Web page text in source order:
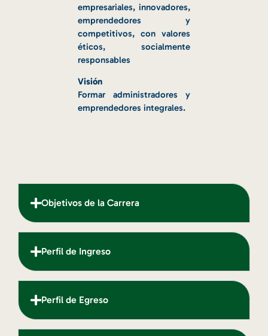
empresariales, innovadores,
emprendedores y
competitivos, con valores
éticos, socialmente
responsables
Visión
Formar administradores y
emprendedores integrales.
Objetivos de la Carrera
Perfil de Ingreso
Perfil de Egreso